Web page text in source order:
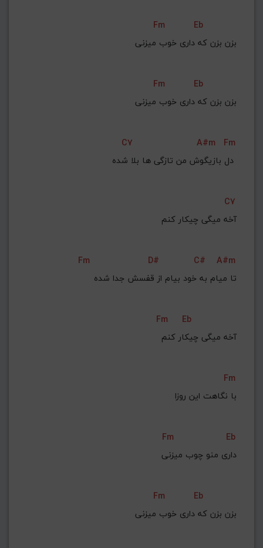
Fm
Eb
بزن بزن که داری خوب میزنی
Fm
Eb
بزن بزن که داری خوب میزنی
C7 A#m
Fm
C7
آخه میگی چیکار کنم
Fm D# C#
A#m
تا میام به خود بیام از قفسش جدا شده
Fm
Eb
آخه میگی چیکار کنم
Fm
با نگاهت این روزا
Fm
Eb
داری منو چوب میزنی
Fm
Eb
بزن بزن که داری خوب میزنی